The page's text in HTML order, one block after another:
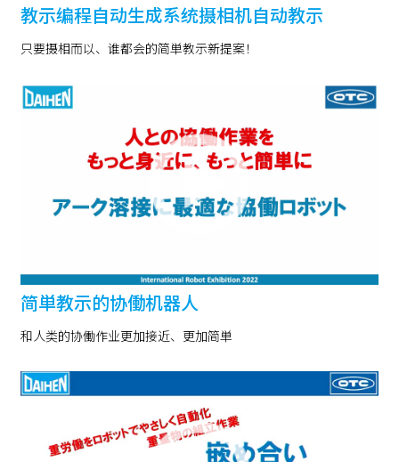
教示编程自动生成系统摄相机自动教示
只要摄相而以、谁都会的简単教示新提案！
简単教示的协働机器人
和人类的协働作业更加接近、更加简単